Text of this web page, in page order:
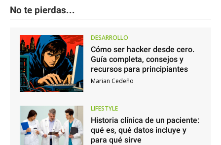
No te pierdas...
DESARROLLO
Cómo ser hacker desde cero.
Guía completa, consejos y
recursos para principiantes
Marian Cedeño
LIFESTYLE
Historia clínica de un paciente:
qué es, qué datos incluye y
para qué sirve